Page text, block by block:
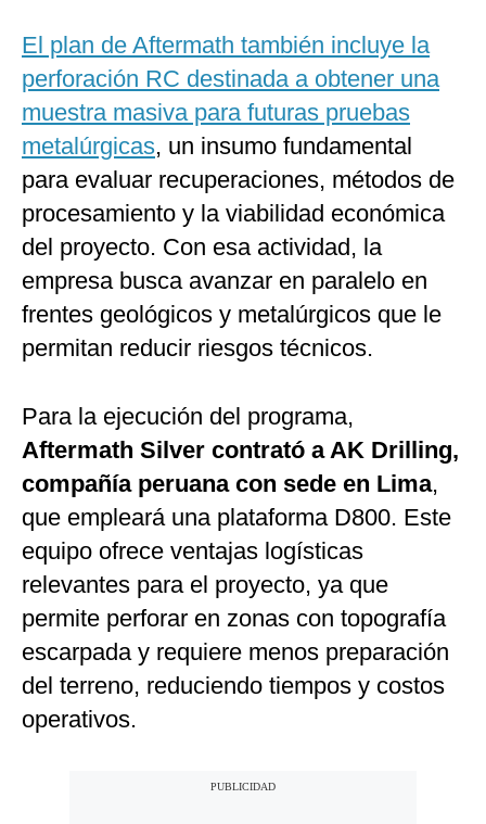
El plan de Aftermath también incluye la
perforación RC destinada a obtener una
muestra masiva para futuras pruebas
metalúrgicas, un insumo fundamental
para evaluar recuperaciones, métodos de
procesamiento y la viabilidad económica
del proyecto. Con esa actividad, la
empresa busca avanzar en paralelo en
frentes geológicos y metalúrgicos que le
permitan reducir riesgos técnicos.
Para la ejecución del programa,
Aftermath Silver contrató a AK Drilling,
compañía peruana con sede en Lima,
que empleará una plataforma D800. Este
equipo ofrece ventajas logísticas
relevantes para el proyecto, ya que
permite perforar en zonas con topografía
escarpada y requiere menos preparación
del terreno, reduciendo tiempos y costos
operativos.